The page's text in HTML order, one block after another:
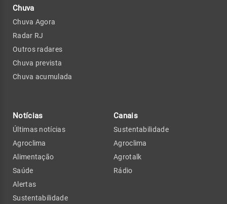
Chuva
Chuva Agora
Radar RJ
Outros radares
Chuva prevista
Chuva acumulada
Notícias
Últimas notícias
Agroclima
Alimentação
Saúde
Alertas
Sustentabilidade
Canais
Sustentabilidade
Agroclima
Agrotalk
Rádio